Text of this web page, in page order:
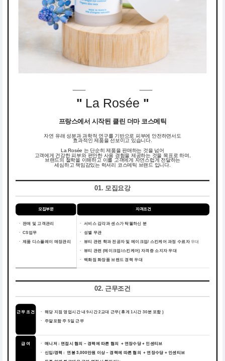
" La Rosée "
프랑스에서 시작된 클린 더마 코스메틱
자연 유래 성분과 과학적 연구를 기반으로 피부에 안전하면서도
효과적인 제품을 선보이고 있습니다.
La Rosée 는 단순히 제품을 판매하는 것을 넘어
고객에게 건강한 피부와 편안한 사용 경험을 제공하는 것을 목표로 하며,
브랜드의 철학을 이해하고 이를 고객에게 자연스럽게 전달하는
세심하고 책임감있는 럭셔리 코스메틱 브랜드 입니다.
01. 모집요강
모집부문 자격조건
ㆍ 판매 및 고객관리
ㆍ CS업무
ㆍ 제품 디스플레이 매장관리
ㆍ
서비스 감각과 센스가 탁월하신 분
ㆍ
성별 무관
ㆍ
뷰티 관련 학과 전공자 및 메이크업/ 스킨케어 과정 수료자우대
ㆍ
뷰티 관련 (메이크업/스킨케어) 자격증 소지자 우대
ㆍ 백화점 화장품 브랜드 경력 우대
02. 근무조건
근무 조건 ㆍ 해당 지점 영업시간 내 9시간 2교대 근무( 휴게 1시간 30분 포함 )
ㆍ 주말포함 주 5일 근무
급 여 ㆍ 매니저 : 면접시 협의 ~ 경력에 따른 협의 + 연장수당 + 인센티브
ㆍ 신입/경력 : 연봉 3,000만원 이상 ~ 경력에 따른 협의 + 연장수당 + 인센티브